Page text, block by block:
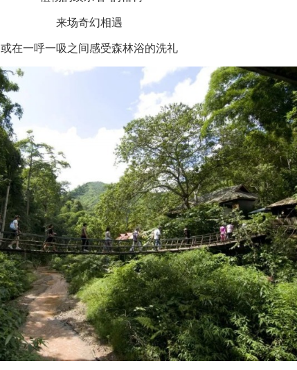
来场奇幻相遇
或在一呼一吸之间感受森林浴的洗礼